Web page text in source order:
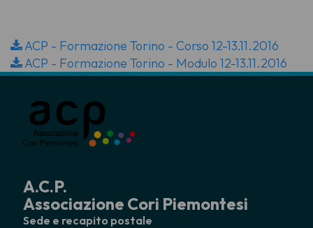
ACP - Formazione Torino - Corso 12-13.11.2016
ACP - Formazione Torino - Modulo 12-13.11.2016
A.C.P.
Associazione Cori Piemontesi
Sede e recapito postale